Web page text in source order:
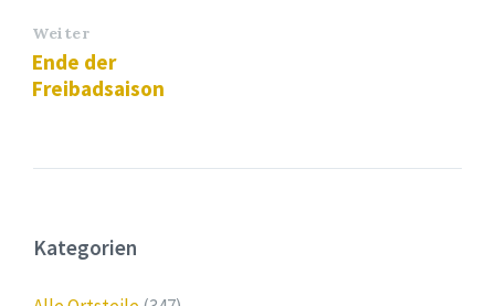
Weiter
Ende der
Freibadsaison
Kategorien